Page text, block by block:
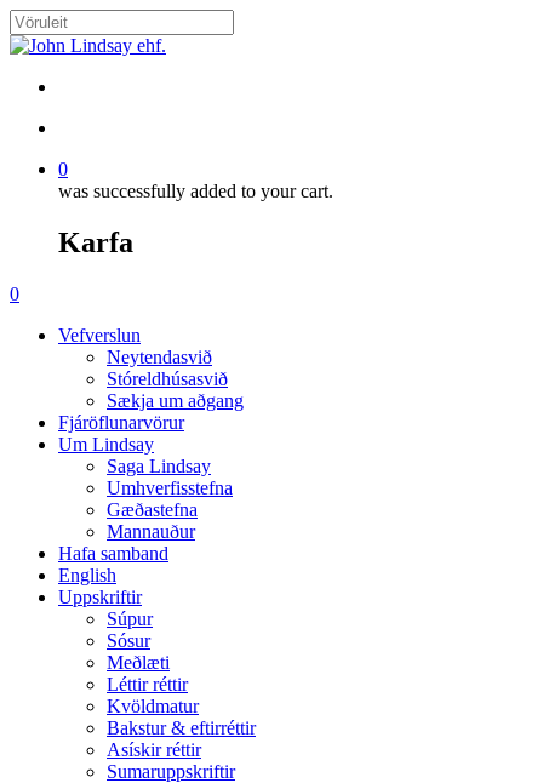
Skip
to
content
Close
0
was successfully added to your cart.
Karfa
Menu
search
account
0
Vefverslun
Neytendasvið
Stóreldhúsasvið
Sækja um aðgang
Fjáröflunarvörur
Um Lindsay
Saga Lindsay
Umhverfisstefna
Gæðastefna
Mannauður
Hafa samband
English
Uppskriftir
Súpur
Sósur
Meðlæti
Léttir réttir
Kvöldmatur
Bakstur & eftirréttir
Asískir réttir
Sumaruppskriftir